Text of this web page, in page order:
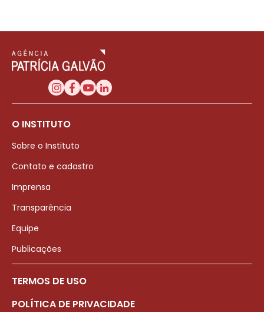
O INSTITUTO
Sobre o Instituto
Contato e cadastro
Imprensa
Transparência
Equipe
Publicações
TERMOS DE USO
POLÍTICA DE PRIVACIDADE